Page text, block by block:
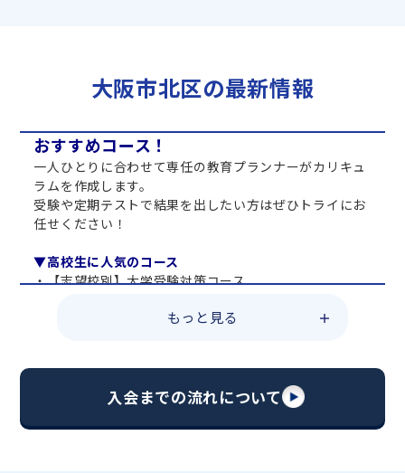
大阪市北区の最新情報
おすすめコース！
一人ひとりに合わせて専任の教育プランナーがカリキュ
ラムを作成します。
受験や定期テストで結果を出したい方はぜひトライにお
任せください！
▼高校生に人気のコース
・【志望校別】大学受験対策コース
・総合型選抜直前対策コース
・【志望校別】公立・私立高校受験対策コース
もっと見る
入会までの流れについて